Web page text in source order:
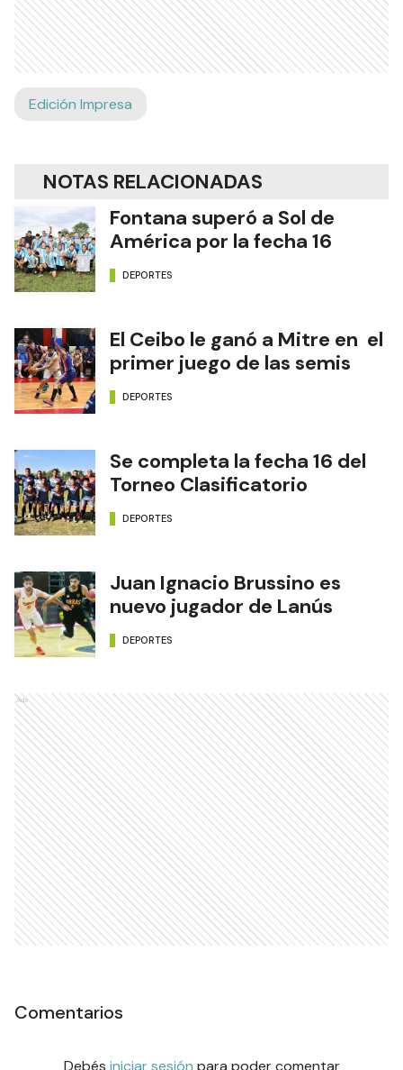
Edición Impresa
NOTAS RELACIONADAS
Fontana superó a Sol de
América por la fecha 16
DEPORTES
El Ceibo le ganó a Mitre en el
primer juego de las semis
DEPORTES
Se completa la fecha 16 del
Torneo Clasificatorio
DEPORTES
Juan Ignacio Brussino es
nuevo jugador de Lanús
DEPORTES
Ads
Comentarios